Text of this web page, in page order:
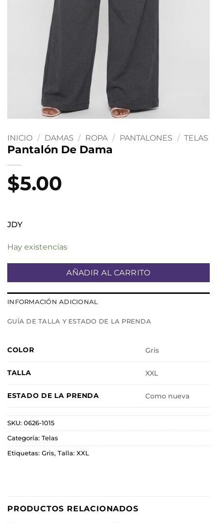
INICIO / DAMAS / ROPA / PANTALONES / TELAS
Pantalón De Dama
$5.00
JDY
Hay existencias
AÑADIR AL CARRITO
INFORMACIÓN ADICIONAL
GUÍA DE TALLA Y ESTADO DE LA PRENDA
COLOR Gris
TALLA XXL
ESTADO DE LA PRENDA Como nueva
SKU: 0626-1015
Categoría: Telas
Etiquetas: Gris, Talla: XXL
PRODUCTOS RELACIONADOS